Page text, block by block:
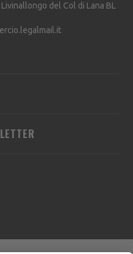
Livinallongo del Col di Lana BL